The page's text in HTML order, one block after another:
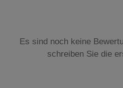
Es sind noch keine
schreiben Sie die